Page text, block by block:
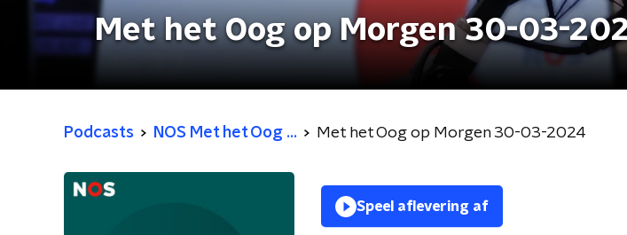
Met het Oog op Morgen 30-03-
Podcasts NOS Met het Oog ... Met het Oog op Morgen 30-03-2024
Speel aflevering af